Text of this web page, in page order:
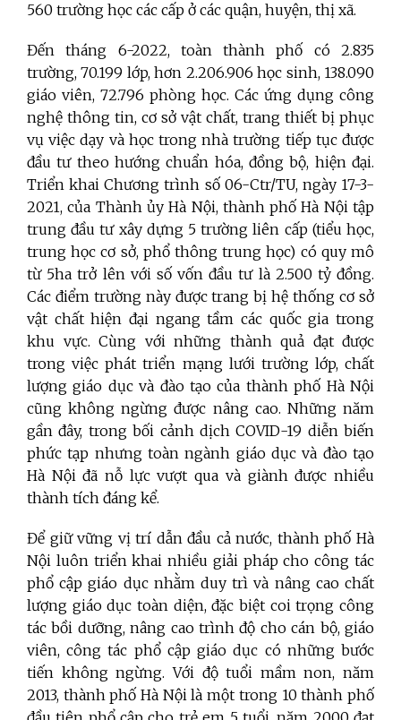
560 trường học các cấp ở các quận, huyện, thị xã.
Đến tháng 6-2022, toàn thành phố có 2.835
trường, 70.199 lớp, hơn 2.206.906 học sinh, 138.090
giáo viên, 72.796 phòng học. Các ứng dụng công
nghệ thông tin, cơ sở vật chất, trang thiết bị phục
vụ việc dạy và học trong nhà trường tiếp tục được
đầu tư theo hướng chuẩn hóa, đồng bộ, hiện đại.
Triển khai Chương trình số 06-Ctr/TU, ngày 17-3-
2021, của Thành ủy Hà Nội, thành phố Hà Nội tập
trung đầu tư xây dựng 5 trường liên cấp (tiểu học,
trung học cơ sở, phổ thông trung học) có quy mô
từ 5ha trở lên với số vốn đầu tư là 2.500 tỷ đồng.
Các điểm trường này được trang bị hệ thống cơ sở
vật chất hiện đại ngang tầm các quốc gia trong
khu vực. Cùng với những thành quả đạt được
trong việc phát triển mạng lưới trường lớp, chất
lượng giáo dục và đào tạo của thành phố Hà Nội
cũng không ngừng được nâng cao. Những năm
gần đây, trong bối cảnh dịch COVID-19 diễn biến
phức tạp nhưng toàn ngành giáo dục và đào tạo
Hà Nội đã nỗ lực vượt qua và giành được nhiều
thành tích đáng kể.
Để giữ vững vị trí dẫn đầu cả nước, thành phố Hà
Nội luôn triển khai nhiều giải pháp cho công tác
phổ cập giáo dục nhằm duy trì và nâng cao chất
lượng giáo dục toàn diện, đặc biệt coi trọng công
tác bồi dưỡng, nâng cao trình độ cho cán bộ, giáo
viên, công tác phổ cập giáo dục có những bước
tiến không ngừng. Với độ tuổi mầm non, năm
2013, thành phố Hà Nội là một trong 10 thành phố